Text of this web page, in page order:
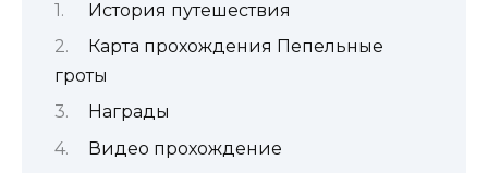
История путешествия
Карта прохождения Пепельные
гроты
Награды
Видео прохождение